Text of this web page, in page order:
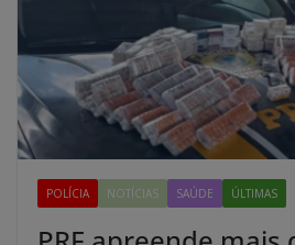
POLÍCIA NOTÍCIAS SAÚDE ÚLTIMAS